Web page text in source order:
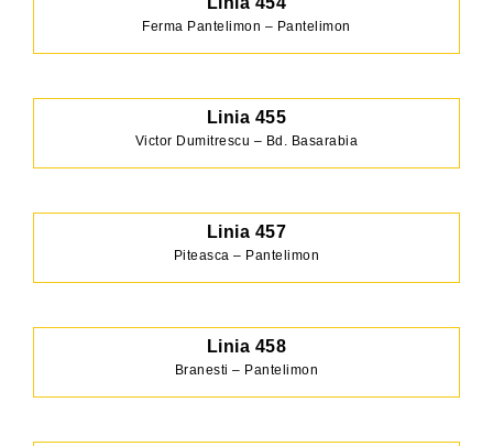
Ferma Pantelimon – Pantelimon
Linia 455
Victor Dumitrescu – Bd. Basarabia
Linia 457
Piteasca – Pantelimon
Linia 458
Branesti – Pantelimon